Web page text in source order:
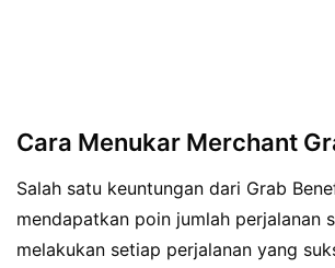
Cara Menukar Merchant
Salah satu keuntungan dari Grab
mendapatkan poin jumlah perjalanan
melakukan setiap perjalanan yang